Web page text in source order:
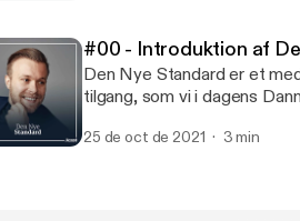
godt selv ville have haftâ.
#00 - Introduktion af
Den Nye Standard er et
tilgang, som vi i dagens
fremdrift og former
25 de oct de 2021 3 min